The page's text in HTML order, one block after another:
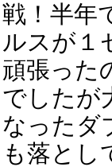
戦！半年
ルスが１
頑張った
でしたが
なったダ
も落とし